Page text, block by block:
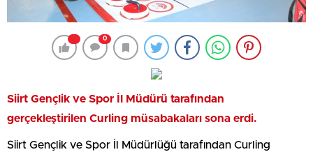
0
Siirt Gençlik ve Spor İl Müdürü tarafından
gerçekleştirilen Curling müsabakaları sona erdi.
Siirt Gençlik ve Spor İl Müdürlüğü tarafından Curling